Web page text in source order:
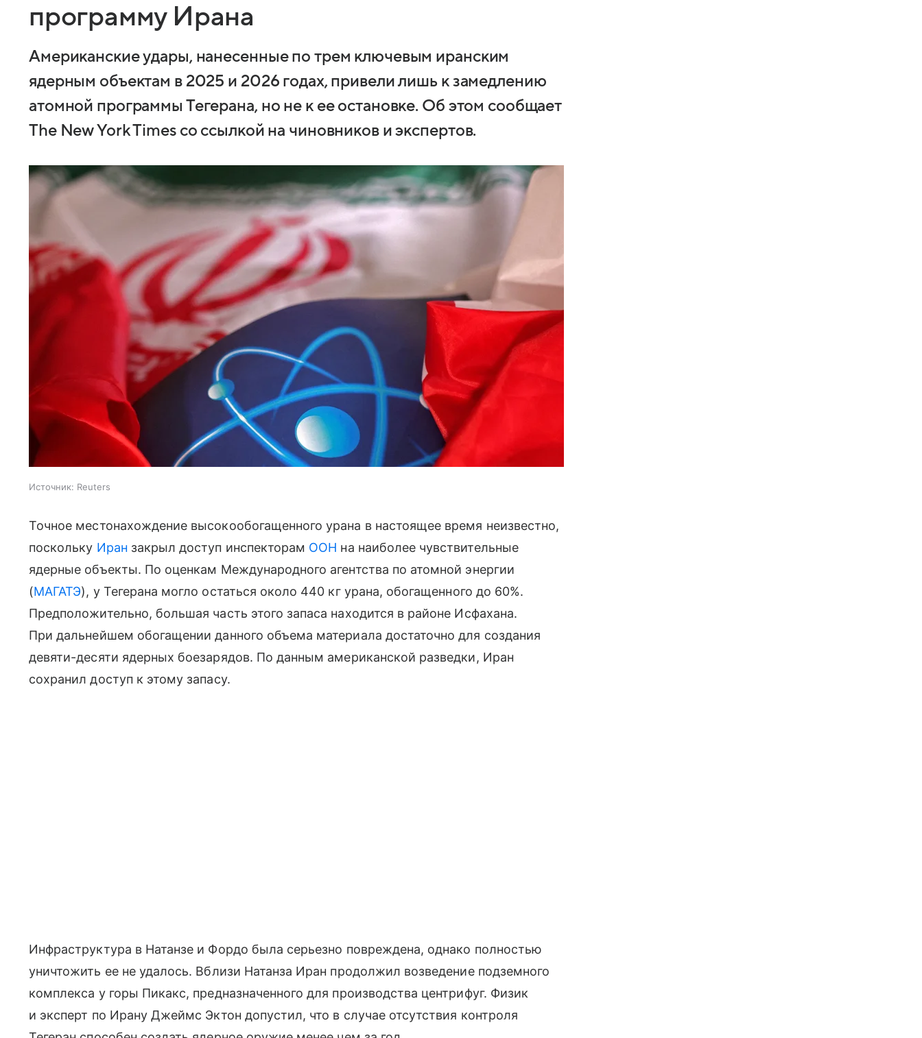
программу Ирана
Американские удары, нанесенные по трем ключевым иранским
ядерным объектам в 2025 и 2026 годах, привели лишь к замедлению
атомной программы Тегерана, но не к ее остановке. Об этом сообщает
The New York Times со ссылкой на чиновников и экспертов.
Источник: Reuters
Точное местонахождение высокообогащенного урана в настоящее время неизвестно,
поскольку Иран закрыл доступ инспекторам ООН на наиболее чувствительные
ядерные объекты. По оценкам Международного агентства по атомной энергии
(МАГАТЭ), у Тегерана могло остаться около 440 кг урана, обогащенного до 60%.
Предположительно, большая часть этого запаса находится в районе Исфахана.
При дальнейшем обогащении данного объема материала достаточно для создания
девяти-десяти ядерных боезарядов. По данным американской разведки, Иран
сохранил доступ к этому запасу.
Инфраструктура в Натанзе и Фордо была серьезно повреждена, однако полностью
уничтожить ее не удалось. Вблизи Натанза Иран продолжил возведение подземного
комплекса у горы Пикакс, предназначенного для производства центрифуг. Физик
и эксперт по Ирану Джеймс Эктон допустил, что в случае отсутствия контроля